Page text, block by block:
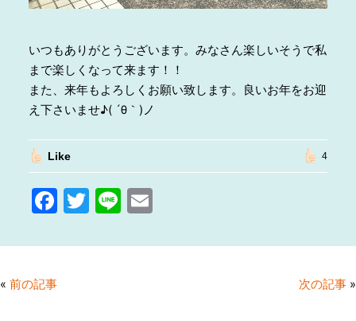
いつもありがとうございます。みなさん楽しいそうで私
まで楽しくなって来ます！！
また、来年もよろしくお願い致します。良いお年をお迎
え下さいませ♪( ´θ｀)ノ
Like 4
F
c
e
T
itt
Li
e
E
ai
« 前の記事 次の記事 »